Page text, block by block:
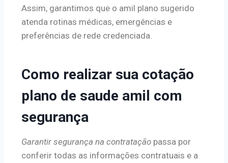
Assim, garantimos que o amil plano sugerido
atenda rotinas médicas, emergências e
preferências de rede credenciada.
Como realizar sua cotação
plano de saude amil com
segurança
Garantir segurança na contratação passa por
conferir todas as informações contratuais e a